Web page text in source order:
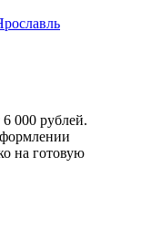
000 рублей.
на готовую